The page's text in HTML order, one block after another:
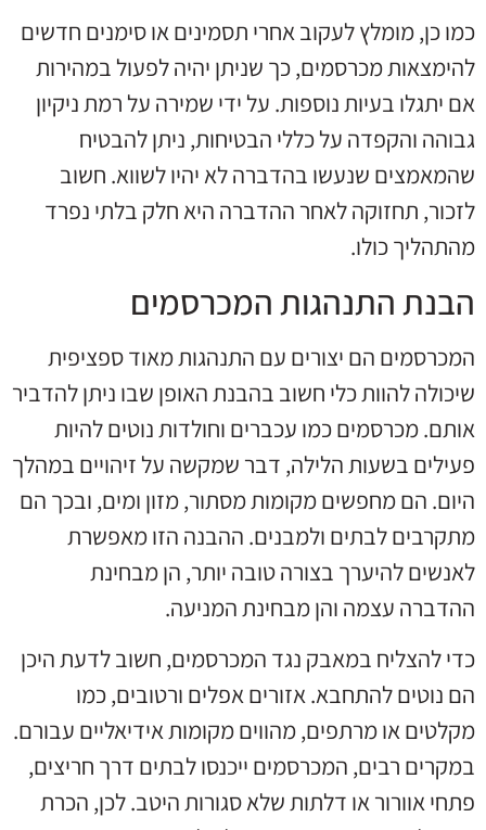
כמו כן, מומלץ לעקוב אחרי תסמינים או סימנים חדשים
להימצאות מכרסמים, כך שניתן יהיה לפעול במהירות
אם יתגלו בעיות נוספות. על ידי שמירה על רמת ניקיון
גבוהה והקפדה על כללי הבטיחות, ניתן להבטיח
שהמאמצים שנעשו בהדברה לא יהיו לשווא. חשוב
לזכור, תחזוקה לאחר ההדברה היא חלק בלתי נפרד
מהתהליך כולו.
הבנת התנהגות המכרסמים
המכרסמים הם יצורים עם התנהגות מאוד ספציפית
שיכולה להוות כלי חשוב בהבנת האופן שבו ניתן להדביר
אותם. מכרסמים כמו עכברים וחולדות נוטים להיות
פעילים בשעות הלילה, דבר שמקשה על זיהויים במהלך
היום. הם מחפשים מקומות מסתור, מזון ומים, ובכך הם
מתקרבים לבתים ולמבנים. ההבנה הזו מאפשרת
לאנשים להיערך בצורה טובה יותר, הן מבחינת
ההדברה עצמה והן מבחינת המניעה.
כדי להצליח במאבק נגד המכרסמים, חשוב לדעת היכן
הם נוטים להתחבא. אזורים אפלים ורטובים, כמו
מקלטים או מרתפים, מהווים מקומות אידיאליים עבורם.
במקרים רבים, המכרסמים ייכנסו לבתים דרך חריצים,
פתחי אוורור או דלתות שלא סגורות היטב. לכן, הכרת